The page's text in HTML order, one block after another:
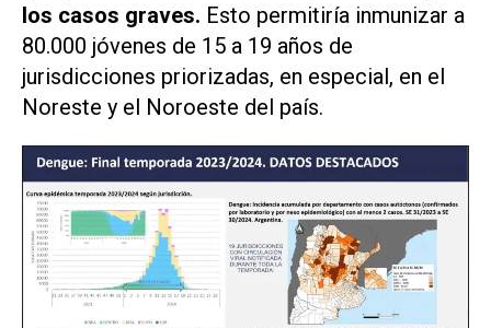
los casos graves. Esto permitiría inmunizar a
80.000 jóvenes de 15 a 19 años de
jurisdicciones priorizadas, en especial, en el
Noreste y el Noroeste del país.